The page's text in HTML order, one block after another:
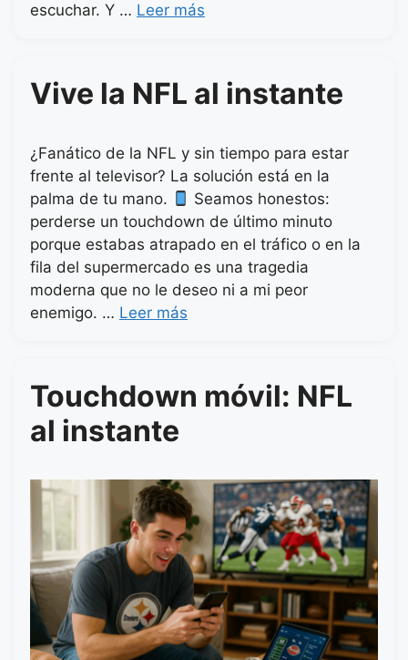
escuchar. Y … Leer más
Vive la NFL al instante
¿Fanático de la NFL y sin tiempo para estar
frente al televisor? La solución está en la
palma de tu mano.
Seamos honestos:
perderse un touchdown de último minuto
porque estabas atrapado en el tráfico o en la
fila del supermercado es una tragedia
moderna que no le deseo ni a mi peor
enemigo. … Leer más
Touchdown móvil: NFL
al instante